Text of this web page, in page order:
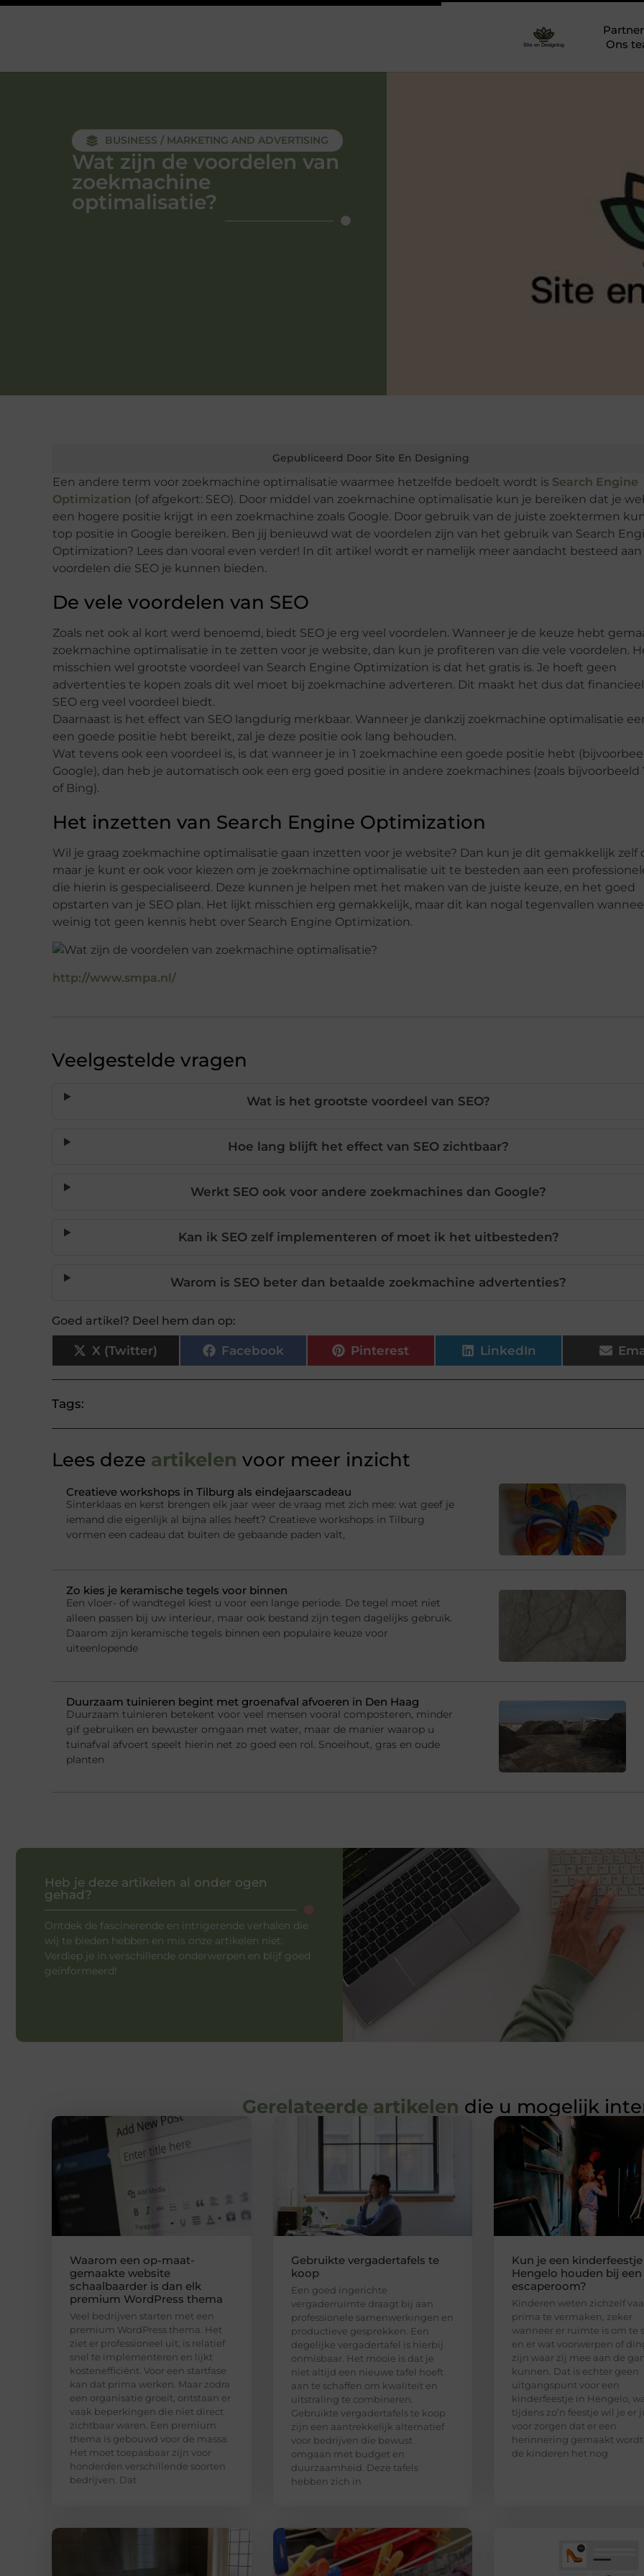
Ons
BUSINESS / MARKETING AND ADVERTISING
Wat zijn de voordelen van
zoekmachine
optimalisatie?
Gepubliceerd Door Site En Designing
Een andere term voor zoekmachine optimalisatie waarmee hetzelfde bedoelt wordt is Search Engine
Optimization (of afgekort: SEO). Door middel van zoekmachine optimalisatie kun je bereiken dat je
een hogere positie krijgt in een zoekmachine zoals Google. Door gebruik van de juiste zoektermen
top positie in Google bereiken. Ben jij benieuwd wat de voordelen zijn van het gebruik van Search
Optimization? Lees dan vooral even verder! In dit artikel wordt er namelijk meer aandacht besteed
voordelen die SEO je kunnen bieden.
De vele voordelen van SEO
Zoals net ook al kort werd benoemd, biedt SEO je erg veel voordelen. Wanneer je de keuze hebt
zoekmachine optimalisatie in te zetten voor je website, dan kun je profiteren van die vele voordelen.
misschien wel grootste voordeel van Search Engine Optimization is dat het gratis is. Je hoeft geen
advertenties te kopen zoals dit wel moet bij zoekmachine adverteren. Dit maakt het dus dat
SEO erg veel voordeel biedt.
Daarnaast is het effect van SEO langdurig merkbaar. Wanneer je dankzij zoekmachine optimalisatie
een goede positie hebt bereikt, zal je deze positie ook lang behouden.
Wat tevens ook een voordeel is, is dat wanneer je in 1 zoekmachine een goede positie hebt
Google), dan heb je automatisch ook een erg goed positie in andere zoekmachines (zoals bijvoorbeeld
of Bing).
Het inzetten van Search Engine Optimization
Wil je graag zoekmachine optimalisatie gaan inzetten voor je website? Dan kun je dit gemakkelijk zelf
maar je kunt er ook voor kiezen om je zoekmachine optimalisatie uit te besteden aan een
die hierin is gespecialiseerd. Deze kunnen je helpen met het maken van de juiste keuze, en het goed
opstarten van je SEO plan. Het lijkt misschien erg gemakkelijk, maar dit kan nogal tegenvallen
weinig tot geen kennis hebt over Search Engine Optimization.
http://www.smpa.nl/
Veelgestelde vragen
Wat is het grootste voordeel van SEO?
Hoe lang blijft het effect van SEO zichtbaar?
Werkt SEO ook voor andere zoekmachines dan Google?
Kan ik SEO zelf implementeren of moet ik het uitbesteden?
Warom is SEO beter dan betaalde zoekmachine advertenties?
Goed artikel? Deel hem dan op:
X (Twitter) Facebook Pinterest LinkedIn
Tags:
Lees deze artikelen voor meer inzicht
Creatieve workshops in Tilburg als eindejaarscadeau
Sinterklaas en kerst brengen elk jaar weer de vraag met zich mee: wat geef je
iemand die eigenlijk al bijna alles heeft? Creatieve workshops in Tilburg
vormen een cadeau dat buiten de gebaande paden valt,
Zo kies je keramische tegels voor binnen
Een vloer- of wandtegel kiest u voor een lange periode. De tegel moet niet
alleen passen bij uw interieur, maar ook bestand zijn tegen dagelijks gebruik.
Daarom zijn keramische tegels binnen een populaire keuze voor
uiteenlopende
Duurzaam tuinieren begint met groenafval afvoeren in Den Haag
Duurzaam tuinieren betekent voor veel mensen vooral composteren, minder
gif gebruiken en bewuster omgaan met water, maar de manier waarop u
tuinafval afvoert speelt hierin net zo goed een rol. Snoeihout, gras en oude
planten
Heb je deze artikelen al onder ogen
gehad?
Ontdek de fascinerende en intrigerende verhalen die
wij te bieden hebben en mis onze artikelen niet.
Verdiep je in verschillende onderwerpen en blijf goed
geïnformeerd!
Gerelateerde artikelen die u mogelijk
Waarom een op-maat-
gemaakte website
schaalbaarder is dan elk
premium WordPress thema
Veel bedrijven starten met een
premium WordPress thema. Het
ziet er professioneel uit, is relatief
snel te implementeren en lijkt
kostenefficiënt. Voor een startfase
kan dat prima werken. Maar zodra
een organisatie groeit, ontstaan er
vaak beperkingen die niet direct
zichtbaar waren. Een premium
thema is gebouwd voor de massa.
Het moet toepasbaar zijn voor
honderden verschillende soorten
bedrijven. Dat
Gebruikte vergadertafels te
koop
Een goed ingerichte
vergaderruimte draagt bij aan
professionele samenwerkingen en
productieve gesprekken. Een
degelijke vergadertafel is hierbij
onmisbaar. Het mooie is dat je
niet altijd een nieuwe tafel hoeft
aan te schaffen om kwaliteit en
uitstraling te combineren.
Gebruikte vergadertafels te koop
zijn een aantrekkelijk alternatief
voor bedrijven die bewust
omgaan met budget en
duurzaamheid. Deze tafels
hebben zich in
Kun je een
Hengelo houden bij een
escaperoom?
Kinderen weten zichzelf
prima te vermaken, zeker
wanneer er ruimte is om te
en er wat voorwerpen of
zijn waar zij mee aan de
kunnen. Dat is echter geen
uitgangspunt voor een
kinderfeestje in Hengelo,
tijdens zo’n feestje wil je er
voor zorgen dat er een
herinnering gemaakt wordt
de kinderen het nog